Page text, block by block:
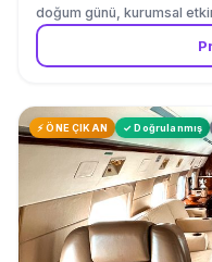
doğum günü, kurumsal
etkinlik teknesi, yat gezisi
manzarası eşliğinde gün
⚡ ÖNE ÇIKAN ✓ Doğrulanmış